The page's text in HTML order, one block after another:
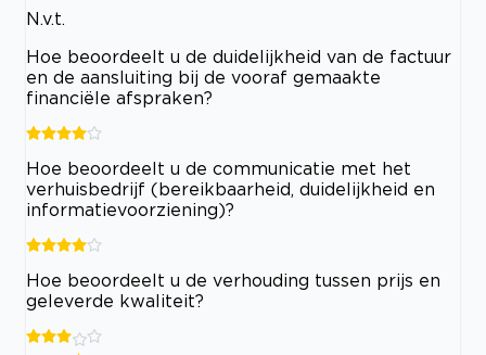
N.v.t.
Hoe beoordeelt u de duidelijkheid van de factuur
en de aansluiting bij de vooraf gemaakte
financiële afspraken?
Hoe beoordeelt u de communicatie met het
verhuisbedrijf (bereikbaarheid, duidelijkheid en
informatievoorziening)?
Hoe beoordeelt u de verhouding tussen prijs en
geleverde kwaliteit?